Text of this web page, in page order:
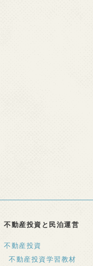
不動産投資と民泊運営
不動産投資
不動産投資学習教材